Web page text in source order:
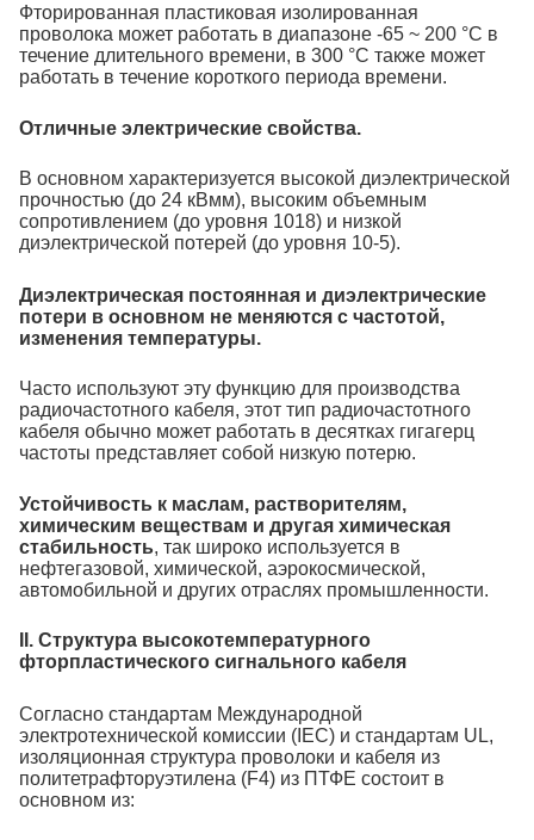
Фторированная пластиковая изолированная
проволока может работать в диапазоне -65 ~ 200 °C в
течение длительного времени, в 300 °C также может
работать в течение короткого периода времени.
Отличные электрические свойства.
В основном характеризуется высокой диэлектрической
прочностью (до 24 кВмм), высоким объемным
сопротивлением (до уровня 1018) и низкой
диэлектрической потерей (до уровня 10-5).
Диэлектрическая постоянная и диэлектрические
потери в основном не меняются с частотой,
изменения температуры.
Часто используют эту функцию для производства
радиочастотного кабеля, этот тип радиочастотного
кабеля обычно может работать в десятках гигагерц
частоты представляет собой низкую потерю.
Устойчивость к маслам, растворителям,
химическим веществам и другая химическая
стабильность, так широко используется в
нефтегазовой, химической, аэрокосмической,
автомобильной и других отраслях промышленности.
II. Структура высокотемпературного
фторпластического сигнального кабеля
Согласно стандартам Международной
электротехнической комиссии (IEC) и стандартам UL,
изоляционная структура проволоки и кабеля из
политетрафторуэтилена (F4) из ПТФЕ состоит в
основном из: